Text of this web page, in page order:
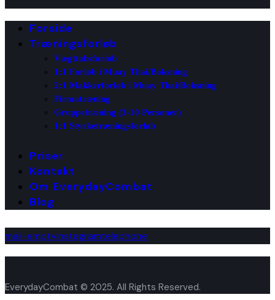
Forside
Træningsforløb
Vægttabsforløb
1:1 Forløb i Muay Thai/Boksning
2:1 Makkerforløb i Muay Thai/Boksning
Firmatræning
Gruppetræning (3-10 Personer)
1:1 Styrketræningsforløb
Priser
Kontakt
Om EverydayCombat
Blog
mail-emptyinstagramtelephone
EverydayCombat © 2025. All Rights Reserved.